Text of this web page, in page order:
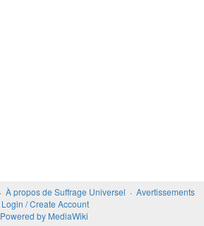
À propos de Suffrage Universel
Avertissements
Login / Create Account
Powered by MediaWiki